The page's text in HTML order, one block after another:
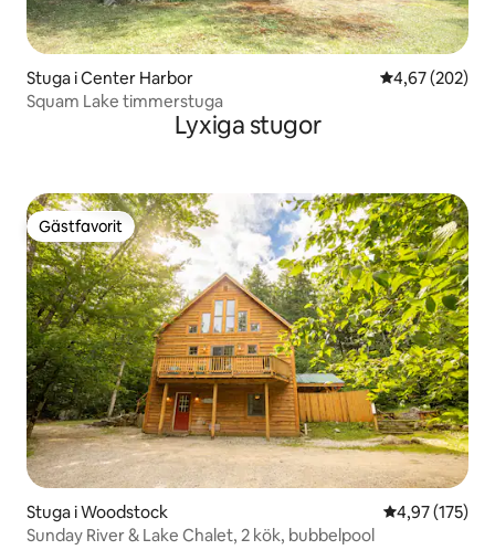
Stuga i Center Harbor 4,67 av 5 i
4,67 (202)
Squam Lake timmerstuga
Lyxiga stugor
Gästfavorit
Gästfavorit
Stuga i Woodstock 4,97 av 5 i
4,97 (175)
Sunday River & Lake Chalet, 2 kök, bubbelpool